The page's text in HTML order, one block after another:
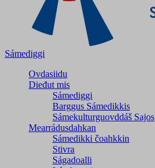
Sámediggi
Ovdasiidu
Dieđut mis
Sámediggi
Barggus Sámedikkis
Sámekulturguovddáš Sajos
Mearrádusdahkan
Sámedikki čoahkkin
Stivra
Ságadoalli